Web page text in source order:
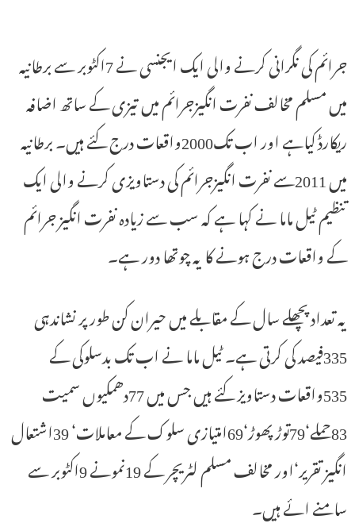
جرائم کی نگرانی کرنے والی ایک ایجنسی نے 7اکٹوبر سے برطانیہ
میں مسلم مخالف نفرت انگیزجرائم میں تیزی کے ساتھ اضافہ
ریکارڈ کیاہے اور اب تک2000واقعات درج کئے ہیں۔ برطانیہ
میں 2011سے نفرت انگیزجرائم کی دستاویزی کرنے والی ایک
تنظیم ٹیل ماما نے کہا ہے کہ سب سے زیادہ نفرت انگیز جرائم
کے واقعات درج ہونے کا یہ چوتھا دور ہے۔
یہ تعداد پچھلے سال کے مقابلے میں حیران کن طور پر نشاندہی
335فیصد کی کرتی ہے۔ ٹیل ماما نے اب تک بدسلوکی کے
535واقعات دستاویز کئے ہیں جس میں 77دھمکیوں سمیت
83حملے‘79توڑ پھوڑ‘69امتیازی سلوک کے معاملات‘ 39اشتعال
انگیز تقریر‘اور مخالف مسلم لٹریچر کے 19نمونے 9اکٹوبر سے
سامنے ائے ہیں۔